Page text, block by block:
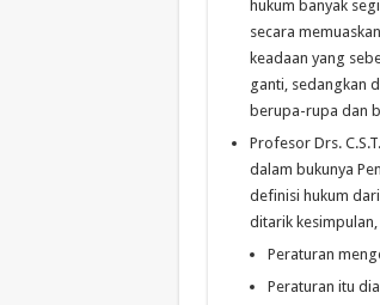
hukum banyak
secara
keadaan yang
ganti, sedangkan
berupa-rupa dan
Profesor Drs.
dalam bukunya
definisi hukum
ditarik
Peraturan
Peraturan itu